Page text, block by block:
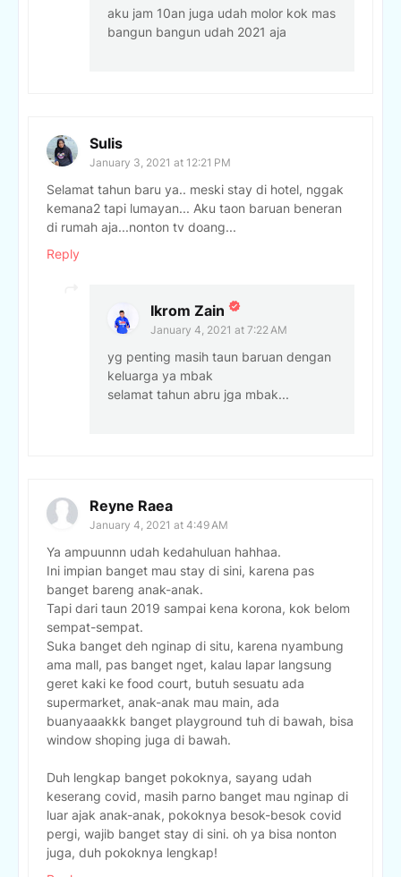
aku jam 10an juga udah molor kok mas
bangun bangun udah 2021 aja
Sulis
January 3, 2021 at 12:21 PM
Selamat tahun baru ya.. meski stay di hotel, nggak
kemana2 tapi lumayan... Aku taon baruan beneran
di rumah aja...nonton tv doang...
Reply
Ikrom Zain
January 4, 2021 at 7:22 AM
yg penting masih taun baruan dengan
keluarga ya mbak
selamat tahun abru jga mbak...
Reyne Raea
January 4, 2021 at 4:49 AM
Ya ampuunnn udah kedahuluan hahhaa.
Ini impian banget mau stay di sini, karena pas
banget bareng anak-anak.
Tapi dari taun 2019 sampai kena korona, kok belom
sempat-sempat.
Suka banget deh nginap di situ, karena nyambung
ama mall, pas banget nget, kalau lapar langsung
geret kaki ke food court, butuh sesuatu ada
supermarket, anak-anak mau main, ada
buanyaaakkk banget playground tuh di bawah, bisa
window shoping juga di bawah.
Duh lengkap banget pokoknya, sayang udah
keserang covid, masih parno banget mau nginap di
luar ajak anak-anak, pokoknya besok-besok covid
pergi, wajib banget stay di sini. oh ya bisa nonton
juga, duh pokoknya lengkap!